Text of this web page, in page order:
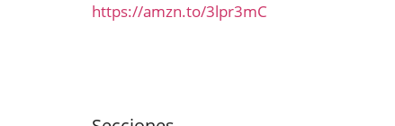
https://amzn.to/3lpr3mC